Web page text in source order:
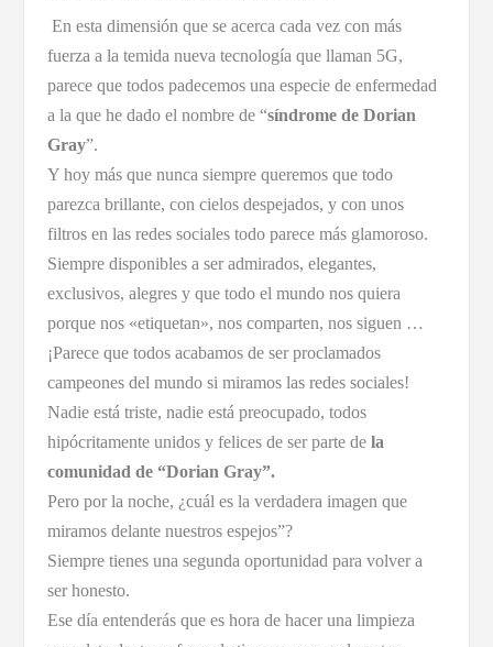
En esta dimensión que se acerca cada vez con más
fuerza a la temida nueva tecnología que llaman 5G,
parece que todos padecemos una especie de enfermedad
a la que he dado el nombre de “síndrome de Dorian
Gray”.
Y hoy más que nunca siempre queremos que todo
parezca brillante, con cielos despejados, y con unos
filtros en las redes sociales todo parece más glamoroso.
Siempre disponibles a ser admirados, elegantes,
exclusivos, alegres y que todo el mundo nos quiera
porque nos «etiquetan», nos comparten, nos siguen …
¡Parece que todos acabamos de ser proclamados
campeones del mundo si miramos las redes sociales!
Nadie está triste, nadie está preocupado, todos
hipócritamente unidos y felices de ser parte de la
comunidad de “Dorian Gray”.
Pero por la noche, ¿cuál es la verdadera imagen que
miramos delante nuestros espejos”?
Siempre tienes una segunda oportunidad para volver a
ser honesto.
Ese día entenderás que es hora de hacer una limpieza